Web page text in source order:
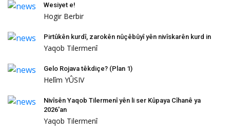
Wesiyet e!
Hogir Berbir
Pirtûkên kurdî, zarokên nûçêbûyî yên nivîskarên kurd in
Yaqob Tilermenî
Gelo Rojava têkdiçe? (Plan 1)
Helîm YÛSIV
Nivîsên Yaqob Tilermenî yên li ser Kûpaya Cîhanê ya
2026'an
Yaqob Tilermenî